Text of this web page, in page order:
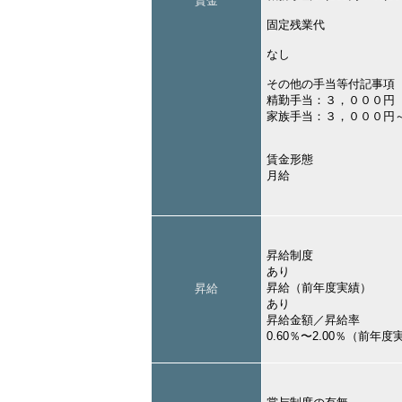
固定残業代
なし
その他の手当等付記事項
精勤手当：３，０００円
家族手当：３，０００円
賃金形態
月給
昇給
昇給制度
あり
昇給（前年度実績）
あり
昇給金額／昇給率
0.60％〜2.00％（前年度実